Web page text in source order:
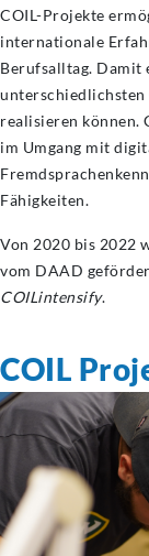
COIL-Projekte
internationale
Berufsalltag. Damit
unterschiedlichsten
realisieren können.
im Umgang mit
Fähigkeiten.
Von 2020 bis 2022
vom DAAD
COILintensify.
COIL